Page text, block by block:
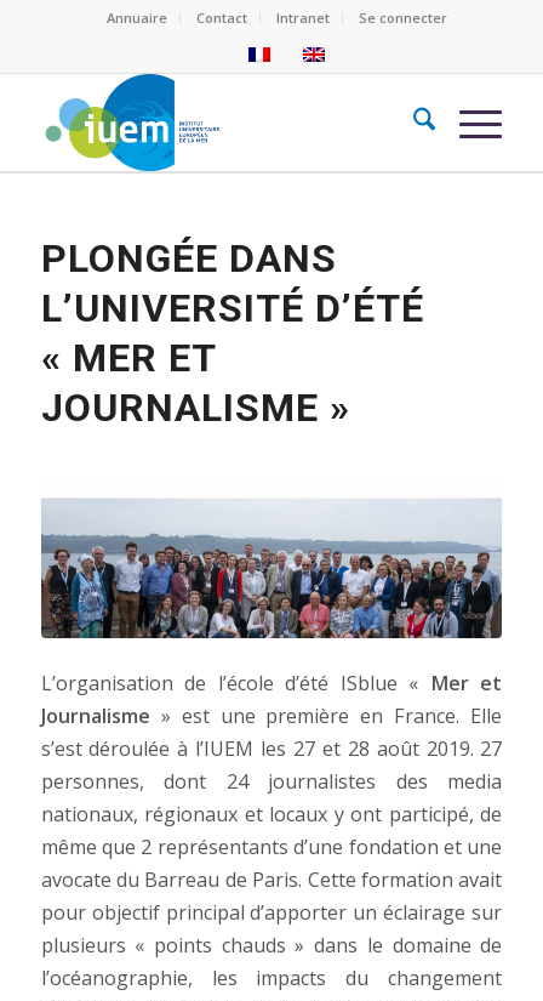
Annuaire Contact Intranet Se connecter
PLONGÉE DANS
L’UNIVERSITÉ D’ÉTÉ
« MER ET
JOURNALISME »
L’organisation de l’école d’été ISblue « Mer et
Journalisme » est une première en France. Elle
s’est déroulée à l’IUEM les 27 et 28 août 2019. 27
personnes, dont 24 journalistes des media
nationaux, régionaux et locaux y ont participé, de
même que 2 représentants d’une fondation et une
avocate du Barreau de Paris. Cette formation avait
pour objectif principal d’apporter un éclairage sur
plusieurs « points chauds » dans le domaine de
l’océanographie, les impacts du changement